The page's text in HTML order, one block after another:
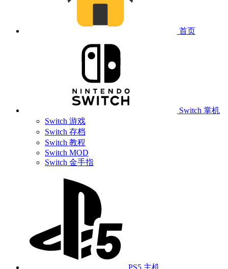
首页
Switch 掌机
Switch 游戏
Switch 存档
Switch 教程
Switch MOD
Switch 金手指